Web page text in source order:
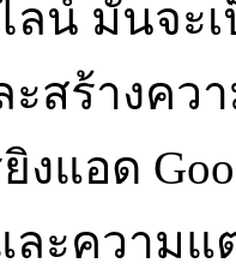
น์ มันจะ
ะสร้างคว
งแอด
ละความ